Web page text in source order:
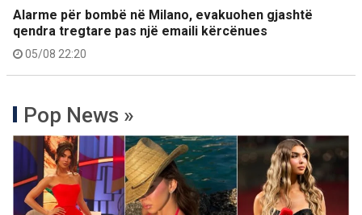
Alarme për bombë në Milano, evakuohen gjashtë
qendra tregtare pas një emaili kërcënues
05/08 22:20
Pop News »